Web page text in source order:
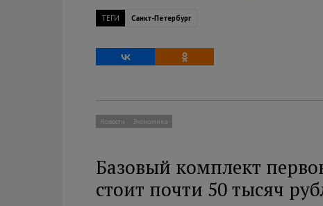
ТЕГИ Санкт-Петербург
Новости Экономика
Базовый комплект
стоит почти 50 тысяч